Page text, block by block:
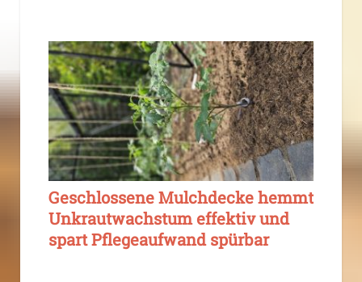
Geschlossene Mulchdecke hemmt
Unkrautwachstum effektiv und
spart Pflegeaufwand spürbar